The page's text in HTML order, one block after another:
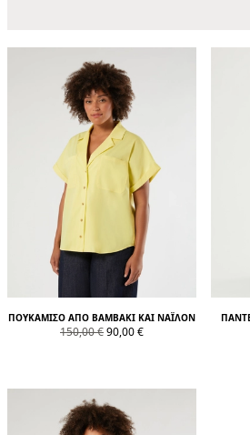
ΠΟΥΚΆΜΙΣΟ ΑΠΌ ΒΑΜΒΆΚΙ ΚΑΙ ΝΆΙΛΟΝ
product.price.original
150,00 €product.price.sale
90,00 €